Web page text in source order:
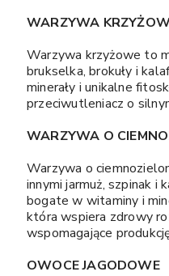
WARZYWA
Warzywa krzyżowe to
brukselka, brokuły i
minerały i unikalne
przeciwutleniacz o
WARZYWA O
Warzywa o
innymi jarmuż, szpinak i
bogate w witaminy i
która wspiera zdrowy
wspomagające
OWOCE JAGODOWE